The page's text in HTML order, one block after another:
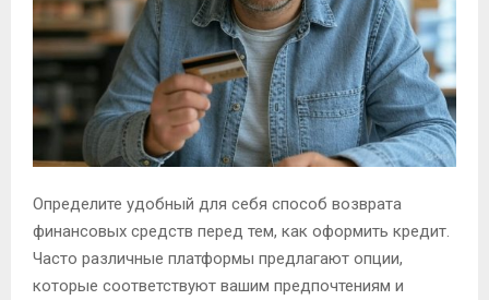
Определите удобный для себя способ возврата
финансовых средств перед тем, как оформить кредит.
Часто различные платформы предлагают опции,
которые соответствуют вашим предпочтениям и